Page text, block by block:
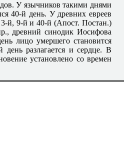
У язычников такими днями
40-й день. У древних евреев
й, 9-й и 40-й (Апост. Постан.)
древний синодик Иосифова
лицо умершего становится
разлагается и сердце. В
установлено со времен